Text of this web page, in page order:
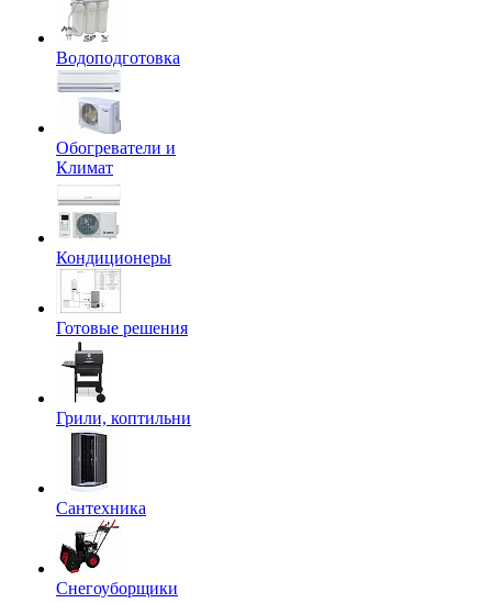
Водоподготовка
Обогреватели и
Климат
Кондиционеры
Готовые решения
Грили, коптильни
Сантехника
Снегоуборщики